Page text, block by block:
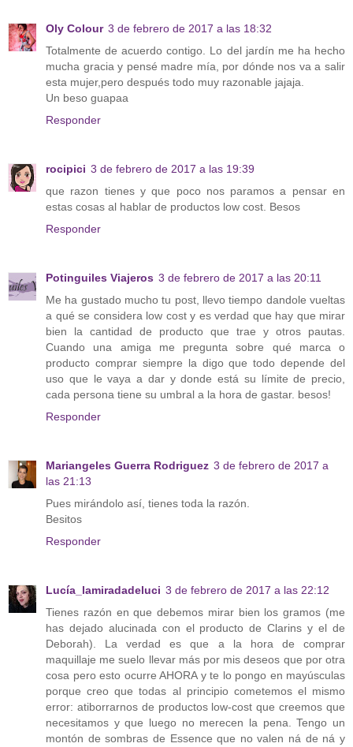
Oly Colour 3 de febrero de 2017 a las 18:32
Totalmente de acuerdo contigo. Lo del jardín me ha hecho
mucha gracia y pensé madre mía, por dónde nos va a salir
esta mujer,pero después todo muy razonable jajaja.
Un beso guapaa
Responder
rocipici 3 de febrero de 2017 a las 19:39
que razon tienes y que poco nos paramos a pensar en
estas cosas al hablar de productos low cost. Besos
Responder
Potinguiles Viajeros 3 de febrero de 2017 a las 20:11
Me ha gustado mucho tu post, llevo tiempo dandole vueltas
a qué se considera low cost y es verdad que hay que mirar
bien la cantidad de producto que trae y otros pautas.
Cuando una amiga me pregunta sobre qué marca o
producto comprar siempre la digo que todo depende del
uso que le vaya a dar y donde está su límite de precio,
cada persona tiene su umbral a la hora de gastar. besos!
Responder
Mariangeles Guerra Rodriguez 3 de febrero de 2017 a
las 21:13
Pues mirándolo así, tienes toda la razón.
Besitos
Responder
Lucía_lamiradadeluci 3 de febrero de 2017 a las 22:12
Tienes razón en que debemos mirar bien los gramos (me
has dejado alucinada con el producto de Clarins y el de
Deborah). La verdad es que a la hora de comprar
maquillaje me suelo llevar más por mis deseos que por otra
cosa pero esto ocurre AHORA y te lo pongo en mayúsculas
porque creo que todas al principio cometemos el mismo
error: atiborrarnos de productos low-cost que creemos que
necesitamos y que luego no merecen la pena. Tengo un
montón de sombras de Essence que no valen ná de ná y